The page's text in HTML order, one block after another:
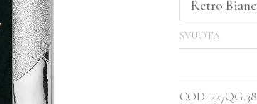
SVUOTA
COD: 227QG.38